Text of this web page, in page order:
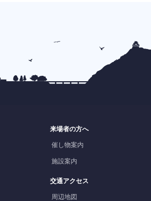
来場者の方へ
催し物案内
施設案内
交通アクセス
周辺地図